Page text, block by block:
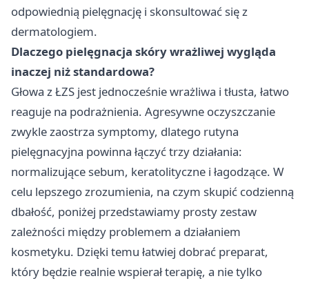
odpowiednią pielęgnację i skonsultować się z
dermatologiem.
Dlaczego pielęgnacja skóry wrażliwej wygląda
inaczej niż standardowa?
Głowa z ŁZS jest jednocześnie wrażliwa i tłusta, łatwo
reaguje na podrażnienia. Agresywne oczyszczanie
zwykle zaostrza symptomy, dlatego rutyna
pielęgnacyjna powinna łączyć trzy działania:
normalizujące sebum, keratolityczne i łagodzące. W
celu lepszego zrozumienia, na czym skupić codzienną
dbałość, poniżej przedstawiamy prosty zestaw
zależności między problemem a działaniem
kosmetyku. Dzięki temu łatwiej dobrać preparat,
który będzie realnie wspierał terapię, a nie tylko